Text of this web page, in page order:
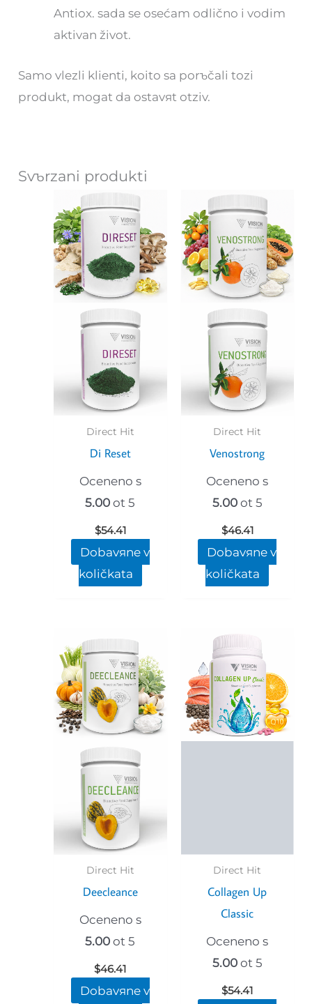
Antiox. sada se osećam odlično i vodim
aktivan život.
Samo vlezli klienti, koito sa porъčali tozi
produkt, mogat da ostavяt otziv.
Svъrzani produkti
Direct Hit
Di Reset
Oceneno s
5.00 ot 5
$54.41
Dobavяne v
količkata
Direct Hit
Venostrong
Oceneno s
5.00ot 5
$46.41
Dobavяne v
količkata
Direct Hit
Deecleance
Oceneno s
5.00 ot 5
$46.41
Dobavяne v
Direct Hit
Collagen Up
Classic
Oceneno s
5.00ot 5
$54.41